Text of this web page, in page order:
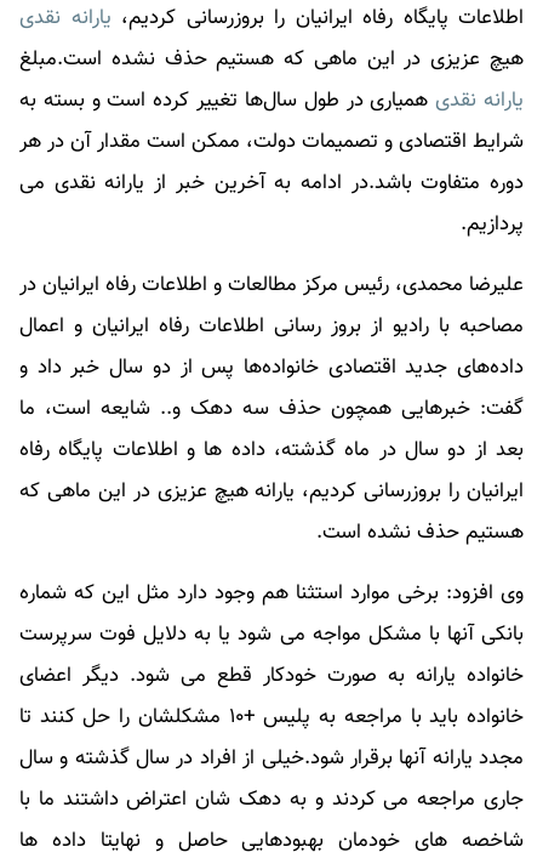
اطلاعات پایگاه رفاه ایرانیان را بروزرسانی کردیم، یارانه نقدی
هیچ عزیزی در این ماهی که هستیم حذف نشده است.مبلغ
یارانه نقدیهمیاری در طول سال‌ها تغییر کرده است و بسته به
شرایط اقتصادی و تصمیمات دولت، ممکن است مقدار آن در هر
دوره متفاوت باشد.در ادامه به آخرین خبر از یارانه نقدی می
پردازیم.
علیرضا محمدی، رئیس مرکز مطالعات و اطلاعات رفاه ایرانیان در
مصاحبه با رادیو از بروز رسانی اطلاعات رفاه ایرانیان و اعمال
داده‌های جدید اقتصادی خانواده‌ها پس از دو سال خبر داد و
گفت: خبرهایی همچون حذف سه دهک و.. شایعه است، ما
بعد از دو سال در ماه گذشته، داده ها و اطلاعات پایگاه رفاه
ایرانیان را بروزرسانی کردیم، یارانه هیچ عزیزی در این ماهی که
هستیم حذف نشده است.
وی افزود: برخی موارد استثنا هم وجود دارد مثل این که شماره
بانکی آنها با مشکل مواجه می شود یا به دلایل فوت سرپرست
خانواده یارانه به صورت خودکار قطع می شود. دیگر اعضای
خانواده باید با مراجعه به پلیس +۱۰ مشکلشان را حل کنند تا
مجدد یارانه آنها برقرار شود.خیلی از افراد در سال گذشته و سال
جاری مراجعه می کردند و به دهک شان اعتراض داشتند ما با
شاخصه های خودمان بهبودهایی حاصل و نهایتا داده ها